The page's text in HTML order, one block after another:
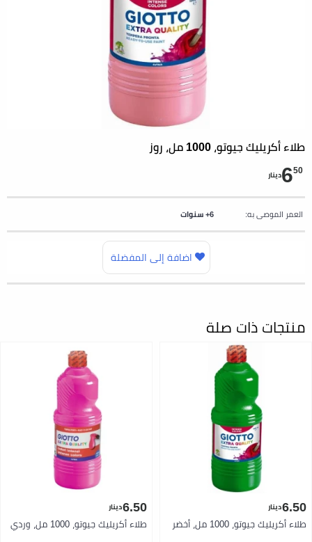
طلاء أكريليك جيوتو، 1000 مل، روز
650 دينار
العمر الموصى به: 6+ سنوات
اضافة إلى المفضلة
منتجات ذات صلة
6.50دينار
طلاء أكريليك جيوتو، 1000 مل، أخضر
6.50دينار
طلاء أكريليك جيوتو، 1000 مل، وردي